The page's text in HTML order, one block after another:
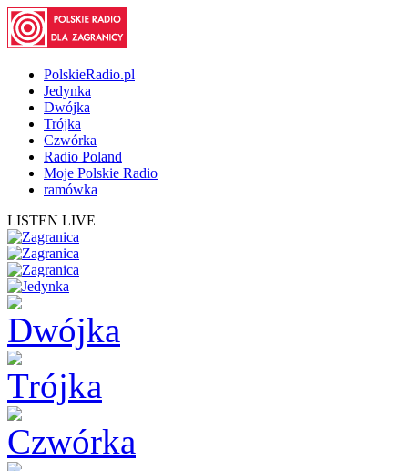
PolskieRadio.pl
Jedynka
Dwójka
Trójka
Czwórka
Radio Poland
Moje Polskie Radio
ramówka
LISTEN LIVE